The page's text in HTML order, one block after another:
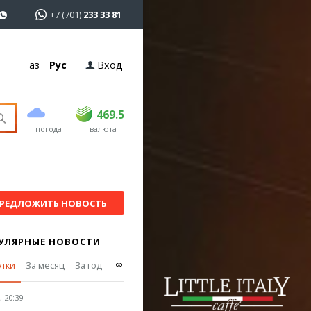
+7 (701) 233 33 81
Қаз Рус Вход
погода
469.5
USD 468.5 469.5
EUR валюта
НОВОСТЬ
НОВОСТИ
За месяц За год ∞
20:39